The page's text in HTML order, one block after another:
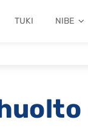
TUKI NIBE